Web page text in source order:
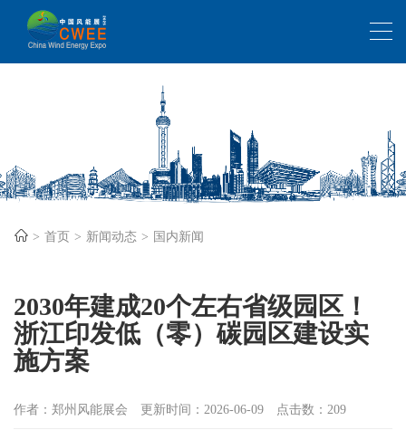
首页 新闻动态 国内新闻
2030年建成20个左右省级园区！
浙江印发低（零）碳园区建设实
施方案
作者：郑州风能展会 更新时间：2026-06-09 点击数：209